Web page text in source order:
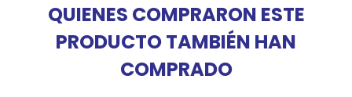
QUIENES COMPRARON ESTE
PRODUCTO TAMBIÉN HAN
COMPRADO